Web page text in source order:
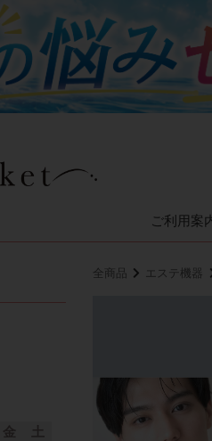
ご利用案
全商品 エステ機器